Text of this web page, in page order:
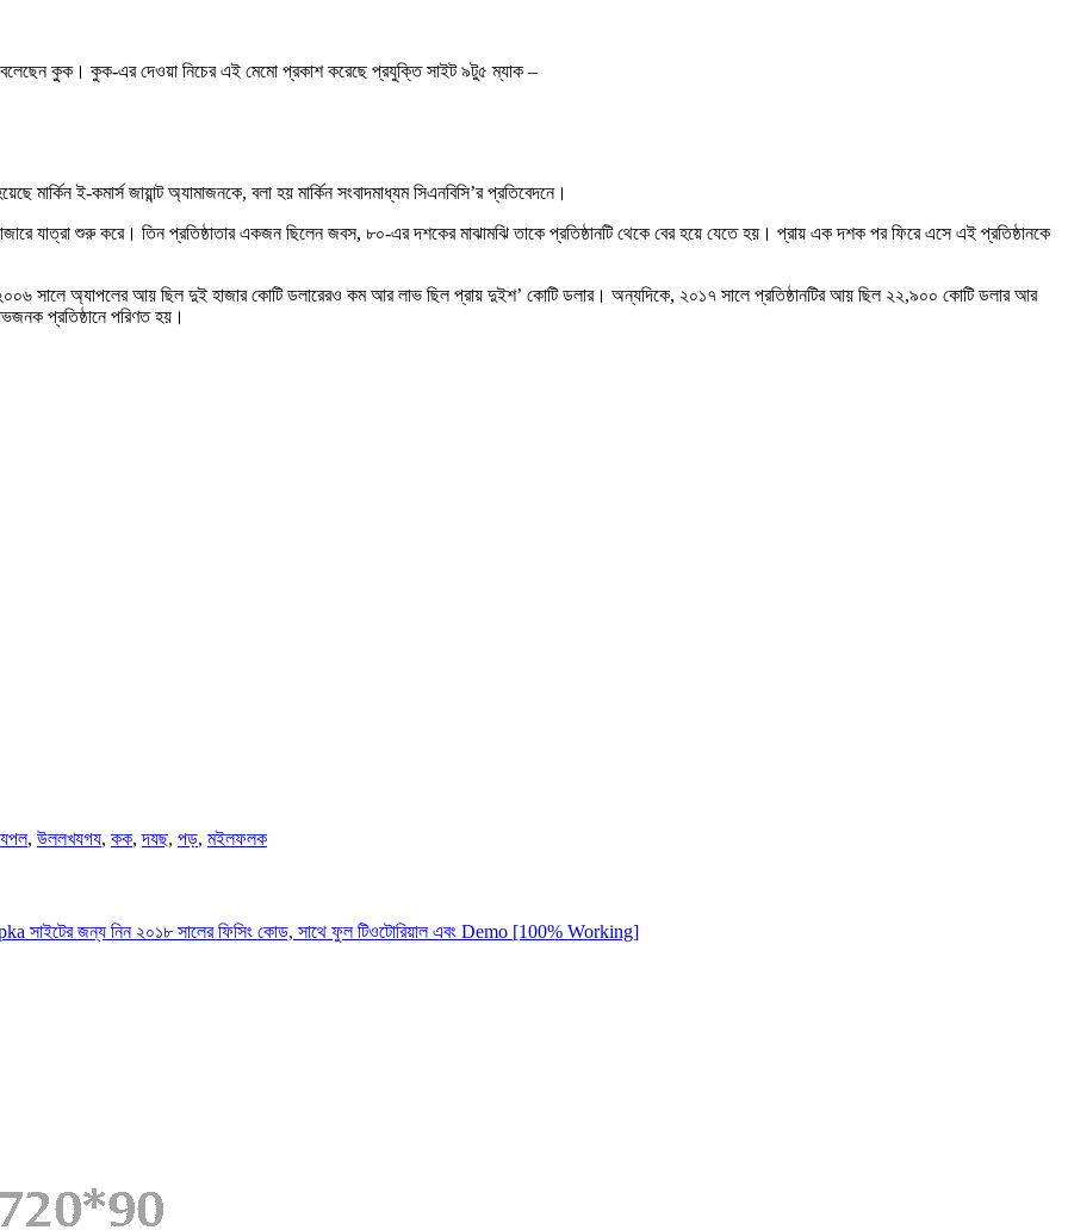
বলেছেন কুক। কুক-এর দেওয়া নিচের এই মেমো প্রকাশ করেছে প্রযুক্তি সাইট ৯টু৫ ম্যাক –
ই-কমার্স জায়ান্ট অ্যামাজনকে, বলা হয় মার্কিন সংবাদমাধ্যম সিএনবিসি’র প্রতিবেদনে।
যাত্রা শুরু করে। তিন প্রতিষ্ঠাতার একজন ছিলেন জবস, ৮০-এর দশকের মাঝামঝি তাকে প্রতিষ্ঠানটি থেকে বের হয়ে যেতে হয়। প্রায় এক দশক পর ফিরে এসে এই প্রতিষ্ঠানকে
সালে অ্যাপলের আয় ছিল দুই হাজার কোটি ডলারেরও কম আর লাভ ছিল প্রায় দুইশ’ কোটি ডলার। অন্যদিকে, ২০১৭ সালে প্রতিষ্ঠানটির আয় ছিল ২২,৯০০ কোটি ডলার আর
প্রতিষ্ঠানে পরিণত হয়।
, উললখযগয, কক,দযছ, পড়, মইলফলক
জন্য নিন ২০১৮ সালের ফিসিং কোড, সাথে ফুল টিওটোরিয়াল এবং Demo [100% Working]